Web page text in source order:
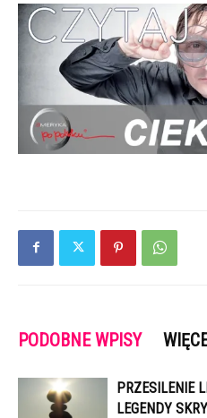
PODOBNE WPISY
PRZESILENIE
LEGENDY